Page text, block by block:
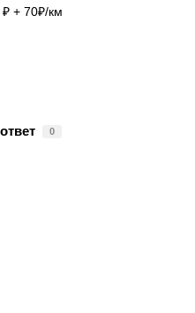
₽ + 70₽/км
0